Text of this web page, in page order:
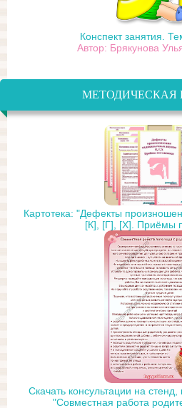
Конспект занятия.
Автор: Брякунова
МЕТОДИЧЕСКАЯ
Картотека: "Дефекты
[К], [Г], [Х]. Приёмы
Скачать консультации на
"Совместная работа